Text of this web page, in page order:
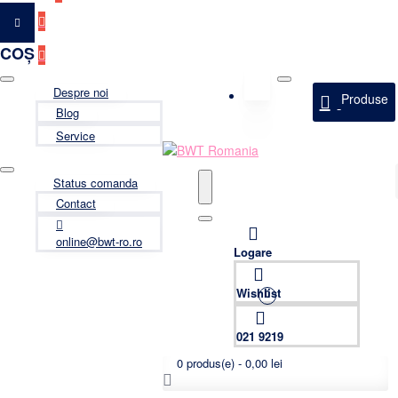
COȘ
Despre noi
Blog
Service
Status comanda
Contact
online@bwt-ro.ro
Produse
Logare
Wishlist
0
021 9219
0 produs(e) - 0,00 lei